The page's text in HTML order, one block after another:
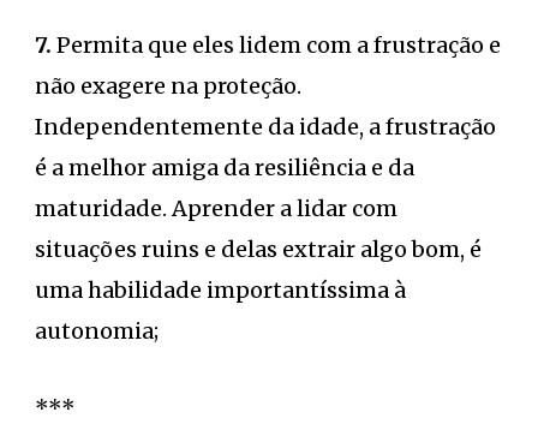
7. Permita que eles lidem com a frustração e
não exagere na proteção.
Independentemente da idade, a frustração
é a melhor amiga da resiliência e da
maturidade. Aprender a lidar com
situações ruins e delas extrair algo bom, é
uma habilidade importantíssima à
autonomia;
***